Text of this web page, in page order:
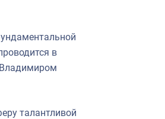
в
Владимиром
талантливой